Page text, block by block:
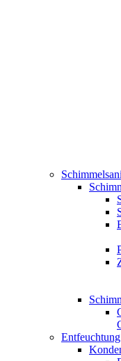
Entfeuchtung